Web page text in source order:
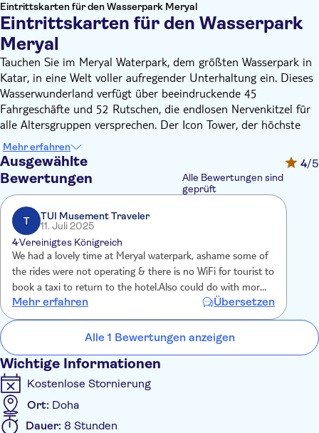
Eintrittskarten für den Wasserpark Meryal
Eintrittskarten für den Wasserpark
Meryal
Tauchen Sie im Meryal Waterpark, dem größten Wasserpark in
Katar, in eine Welt voller aufregender Unterhaltung ein. Dieses
Wasserwunderland verfügt über beeindruckende 45
Fahrgeschäfte und 52 Rutschen, die endlosen Nervenkitzel für
alle Altersgruppen versprechen. Der Icon Tower, der höchste
Turm der Welt und zweimaliger Guinness-Weltrekordversuch
für den höchsten Wasserpark-Turm, ist eine der aufregendsten
Attraktionen des Parks.
Nach Ihren aufregenden Abenteuern auf den Fahrgeschäften
können Sie einen gemütlichen Spaziergang zum Strand
unternehmen. Die Sandstrände bieten einen ruhigen
Rückzugsort, an dem Sie die Seele baumeln lassen und die
Sonne tanken können. Spüren Sie den weichen Sand unter
Ihren Füßen, lauschen Sie dem sanften Plätschern der Wellen
und lassen Sie sich die kühle Meeresbrise um die Nase wehen.
Und wenn der Hunger kommt, stehen die einladenden
Gastronomiebetriebe bereit, um köstliche Leckereien zu
servieren.
Im Meryal Waterpark geht es nicht nur um hochoktanigen
Nervenkitzel, sondern auch darum, inmitten der Schönheit des
Arabischen Golfs bleibende Erinnerungen zu schaffen. Mit
seinen vielfältigen Unterhaltungsmöglichkeiten und
spektakulären Aussichten verspricht der Meryal Waterpark
einen Tag mit unvergleichlichem Spaß unter der Sonne.
Mehr erfahren
Ausgewählte
Bewertungen
4/5
Alle Bewertungen sind
geprüft
T
TUI Musement Traveler
11. Juli 2025
4Vereinigtes Königreich
We had a lovely time at Meryal waterpark, ashame some of
the rides were not operating & there is no WiFi for tourist to
book a taxi to return to the hotel.Also could do with more
food, water stations for ice cream/snacks Overall my son
had a fantastic time, thank you
Mehr erfahren Übersetzen
Alle 1 Bewertungen anzeigen
Wichtige Informationen
Kostenlose Stornierung
Ort: Doha
Dauer: 8 Stunden